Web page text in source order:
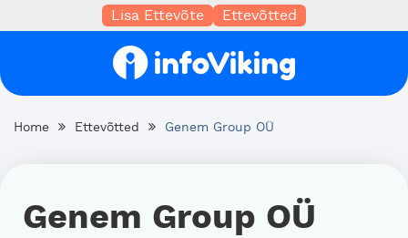
Lisa Ettevõte Ettevõtted
Home Ettevõtted Genem Group OÜ
Genem Group OÜ